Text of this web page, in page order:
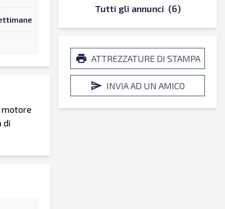
motore
di
Tutti gli annunci (6)
ATTREZZATURE DI STAMPA
INVIA AD UN AMICO